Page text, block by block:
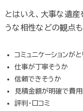
とはいえ、大事な遺
うな相性などの観点も
コミュニケーションが
仕事が丁寧そうか
信頼できそうか
見積金額が明確で費
評判・口コミ